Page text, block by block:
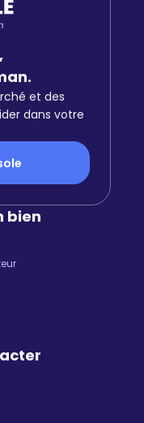
et des
dans votre
bien